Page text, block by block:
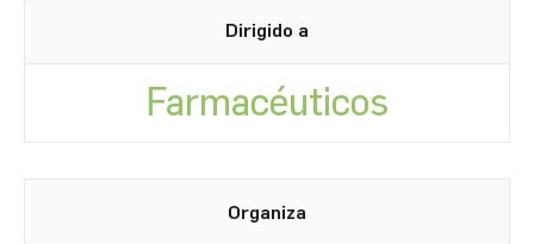
Dirigido a
Farmacéuticos
Organiza